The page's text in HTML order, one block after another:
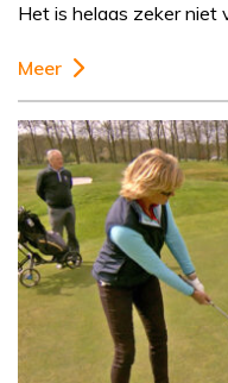
Het is helaas zeker niet
Meer